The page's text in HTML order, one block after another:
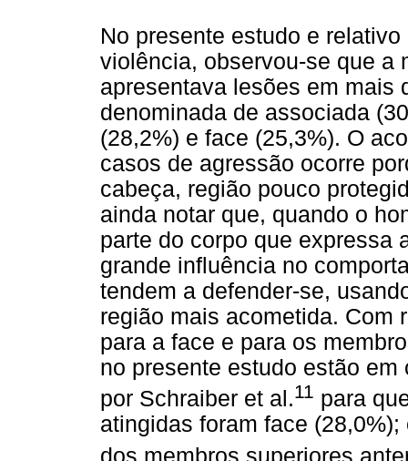
No presente estudo e
violência, observou-se que a
apresentava lesões em mais
denominada de associada
(28,2%) e face (25,3%). O
casos de agressão ocorre
cabeça, região pouco
ainda notar que, quando o
parte do corpo que expressa
grande influência no
tendem a defender-se,
região mais acometida. Com
para a face e para os
no presente estudo estão
por Schraiber et al.11 para
atingidas foram face
dos membros superiores